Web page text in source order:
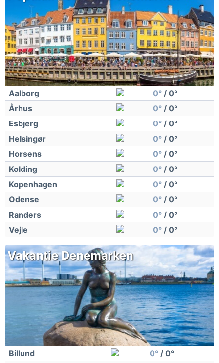
Aalborg 0° / 0°
Århus
0° / 0°
Esbjerg
0° / 0°
Helsingør
0° / 0°
Horsens
0° / 0°
Kolding
0° / 0°
Kopenhagen
0° / 0°
Odense
0° / 0°
Randers
0° / 0°
Vejle
0° / 0°
Vakantie Denemarken
Billund 0° / 0°